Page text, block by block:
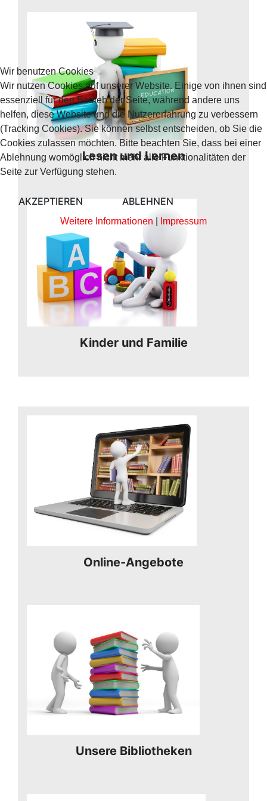
Lesen und Lernen
Kinder und Familie
Online-Angebote
Unsere Bibliotheken
Wir benutzen Cookies
Wir nutzen Cookies auf unserer Website. Einige von ihnen sind
essenziell für den Betrieb der Seite, während andere uns
helfen, diese Website und die Nutzererfahrung zu verbessern
(Tracking Cookies). Sie können selbst entscheiden, ob Sie die
Cookies zulassen möchten. Bitte beachten Sie, dass bei einer
Ablehnung womöglich nicht mehr alle Funktionalitäten der
Seite zur Verfügung stehen.
AKZEPTIEREN ABLEHNEN
Weitere Informationen Impressum